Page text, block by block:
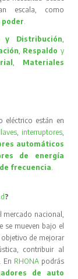
escala, como
y Distribución
Respaldo y
Materiales
eléctrico están en
llaves, interruptores,
automáticos
de energía
frecuencia
?
mercado nacional,
se mueven bajo el
de mejorar
contribuir al
En RHONA podrás
de auto